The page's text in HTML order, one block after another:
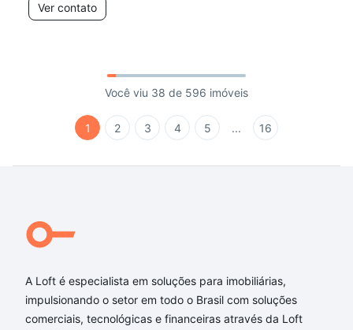
Ver contato
Você viu 38 de 596 imóveis
1 2 3 4 5 ... 16
A Loft é especialista em soluções para imobiliárias,
impulsionando o setor em todo o Brasil com soluções
comerciais, tecnológicas e financeiras através da Loft